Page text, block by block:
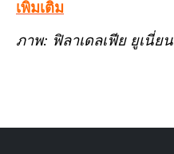
เพิ่มเติม
ภาพ: ฟิลาเดลเฟีย ยูเนี่ยน